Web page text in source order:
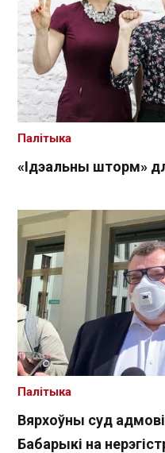
«Ідэальны шторм»
Палітыка
Вярхоўны суд
Бабарыкі на
Палітыка